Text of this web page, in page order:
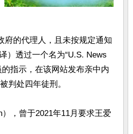
府的代理人，且未按规定通知
）透过一个名为“U.S. News
指示，在该网站发布亲中内
判处四年徒刑。
，曾于2021年11月要求王爱